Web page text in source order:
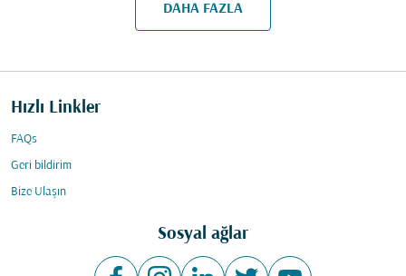
DAHA FAZLA
Hızlı Linkler
FAQs
Geri bildirim
Bize Ulaşın
Sosyal ağlar